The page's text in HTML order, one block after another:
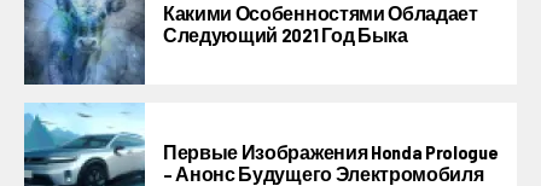
Какими Особенностями Обладает
Следующий 2021 Год Быка
Первые Изображения Honda Prologue
– Анонс Будущего Электромобиля